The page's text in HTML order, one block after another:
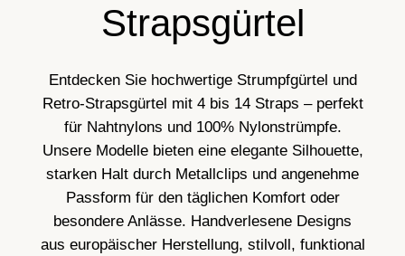
Strapsgürtel
Entdecken Sie hochwertige Strumpfgürtel und
Retro-Strapsgürtel mit 4 bis 14 Straps – perfekt
für Nahtnylons und 100% Nylonstrümpfe.
Unsere Modelle bieten eine elegante Silhouette,
starken Halt durch Metallclips und angenehme
Passform für den täglichen Komfort oder
besondere Anlässe. Handverlesene Designs
aus europäischer Herstellung, stilvoll, funktional